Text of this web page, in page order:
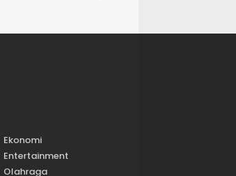
Ekonomi
Entertainment
Olahraga